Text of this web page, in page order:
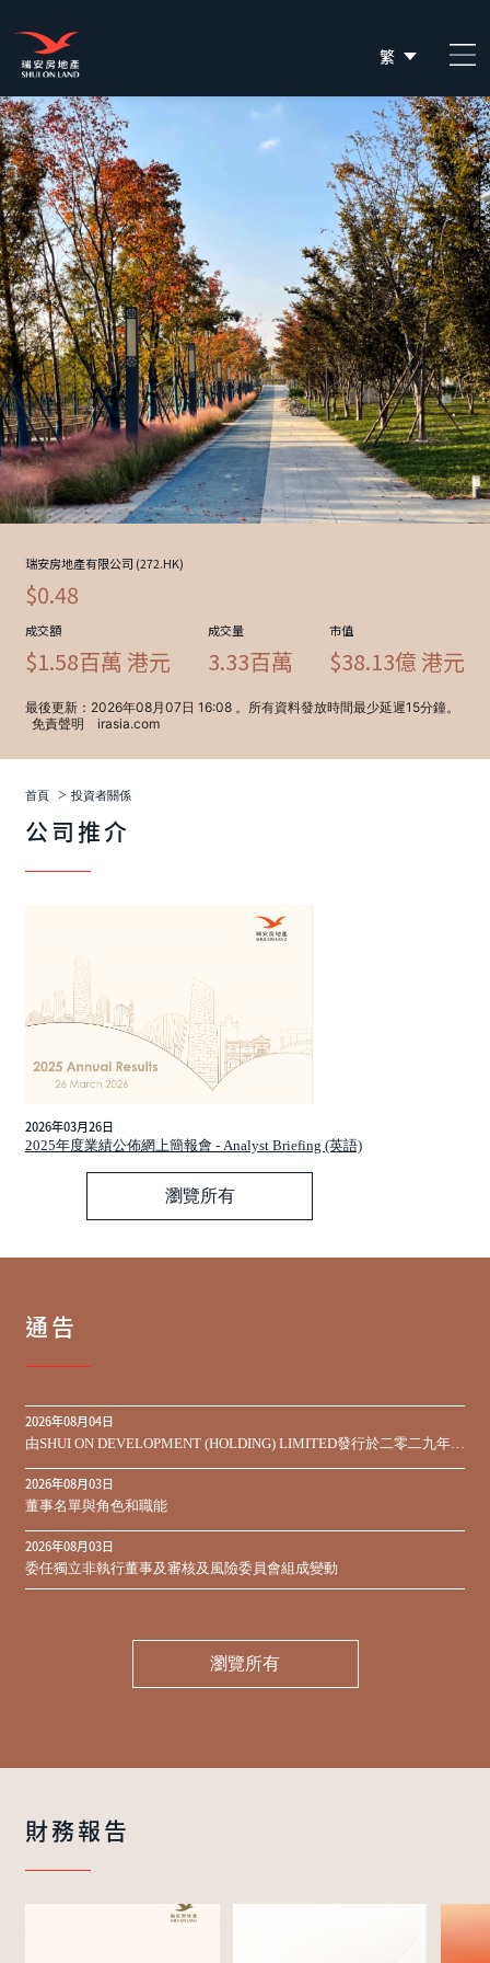
繁
简
EN
首頁 > 投資者關係
公司推介
2026年03月26日
2025年度業績公佈網上簡報會 - Analyst Briefing (英語)
瀏覽所有
通告
2026年08月04日
由SHUI ON DEVELOPMENT (HOLDING) LIMITED發行於二零二九年到
期之450,000,000美元9.75%優先票據之同意徵求於屆滿期限前收到的
同意結果
2026年08月03日
董事名單與角色和職能
2026年08月03日
委任獨立非執行董事及審核及風險委員會組成變動
瀏覽所有
財務報告